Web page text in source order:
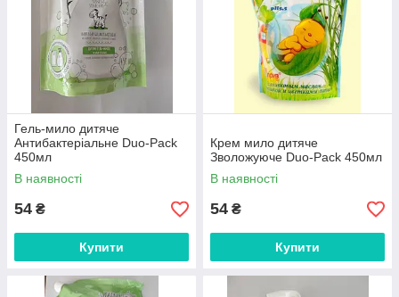
Гель-мило дитяче
Антибактеріальне Duo-Pack
450мл
В наявності
54 ₴
Купити
Крем мило дитяче
Зволожуюче Duo-Pack 450мл
В наявності
54 ₴
Купити